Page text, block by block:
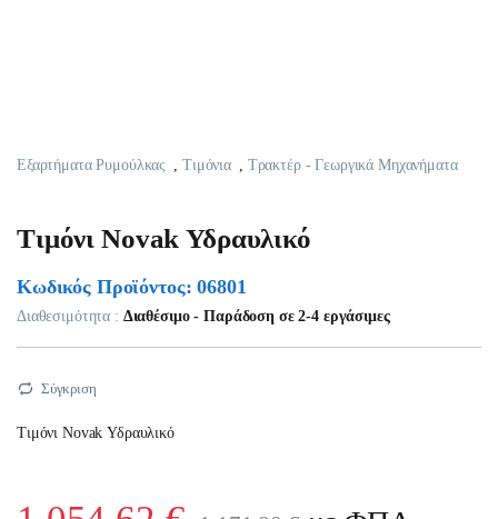
Εξαρτήματα Ρυμούλκας Τιμόνια Τρακτέρ - Γεωργικά Μηχανήματα
Τιμόνι Novak Υδραυλικό
Κωδικός Προϊόντος: 06801
Διαθεσιμότητα : Διαθέσιμο - Παράδοση σε 2-4 εργάσιμες
Σύγκριση
Τιμόνι Novak Υδραυλικό